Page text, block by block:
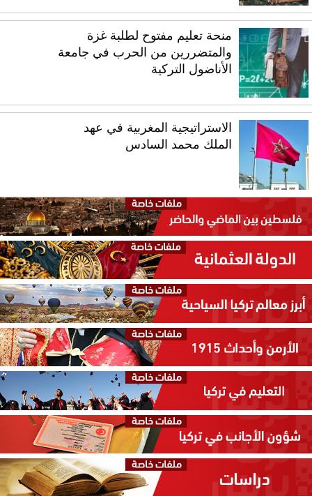
منحة تعليم مفتوح لطلبة غزة
والمتضررين من الحرب في جامعة
الأناضول التركية
الاستراتيجية المغربية في عهد
الملك محمد السادس